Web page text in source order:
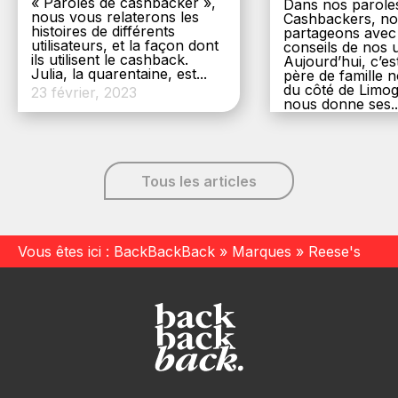
nous vous relaterons les
histoires de différents
utilisateurs, et la façon dont
ils utilisent le cashback.
Julia, la quarentaine, est...
23 février, 2023
Dans nos
Cashbackers,
partageons
conseils de nos
Aujourd’hui,
père de famille
du côté de
nous donne
Tous les articles
Vous êtes ici : BackBackBack » Marques » Reese's